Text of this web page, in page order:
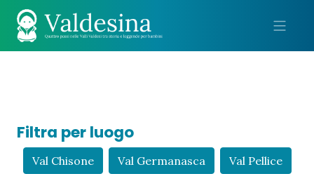
Filtra per luogo
Val Chisone Val Germanasca Val Pellice